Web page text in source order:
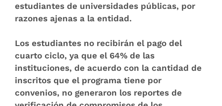
estudiantes de universidades públicas, por
razones ajenas a la entidad.
Los estudiantes no recibirán el pago del
cuarto ciclo, ya que el 64% de las
instituciones, de acuerdo con la cantidad de
inscritos que el programa tiene por
convenios, no generaron los reportes de